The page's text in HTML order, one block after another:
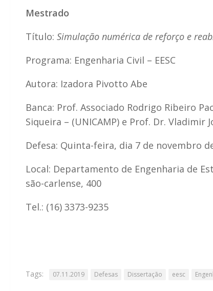
Mestrado
Título: Simulação numérica de reforço e
Programa: Engenharia Civil – EESC
Autora: Izadora Pivotto Abe
Banca: Prof. Associado Rodrigo Ribeiro
Siqueira – (UNICAMP) e Prof. Dr.
Defesa: Quinta-feira, dia 7 de novembro
Local: Departamento de Engenharia de
são-carlense, 400
Tel.: (16) 3373-9235
Tags: 07.11.2019 Defesas Dissertação eesc